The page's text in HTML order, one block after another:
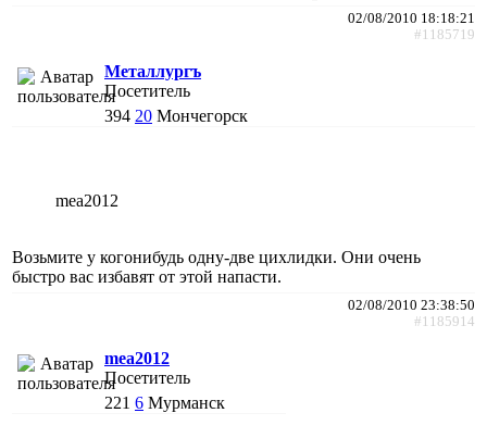
02/08/2010 18:18:21
#1185719
Металлургъ
Посетитель
394 20 Мончегорск
mea2012
Возьмите у когонибудь одну-две цихлидки. Они очень
быстро вас избавят от этой напасти.
02/08/2010 23:38:50
#1185914
mea2012
Посетитель
221 6 Мурманск